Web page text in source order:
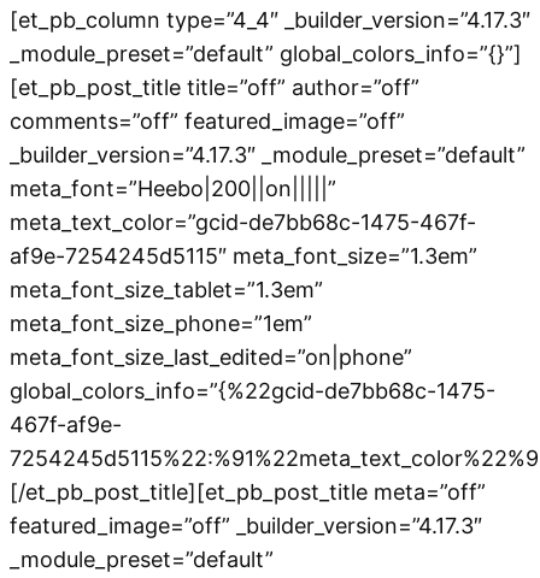
[et_pb_column type=”4_4″ _builder_version=”4.17.3″
_module_preset=”default” global_colors_info=”{}”]
[et_pb_post_title title=”off” author=”off”
comments=”off” featured_image=”off”
_builder_version=”4.17.3″ _module_preset=”default”
meta_font=”Heebo|200||on|||||”
meta_text_color=”gcid-de7bb68c-1475-467f-
af9e-7254245d5115″ meta_font_size=”1.3em”
meta_font_size_tablet=”1.3em”
meta_font_size_phone=”1em”
meta_font_size_last_edited=”on|phone”
global_colors_info=”{%22gcid-de7bb68c-1475-
467f-af9e-
[/et_pb_post_title][et_pb_post_title meta=”off”
featured_image=”off” _builder_version=”4.17.3″
_module_preset=”default”